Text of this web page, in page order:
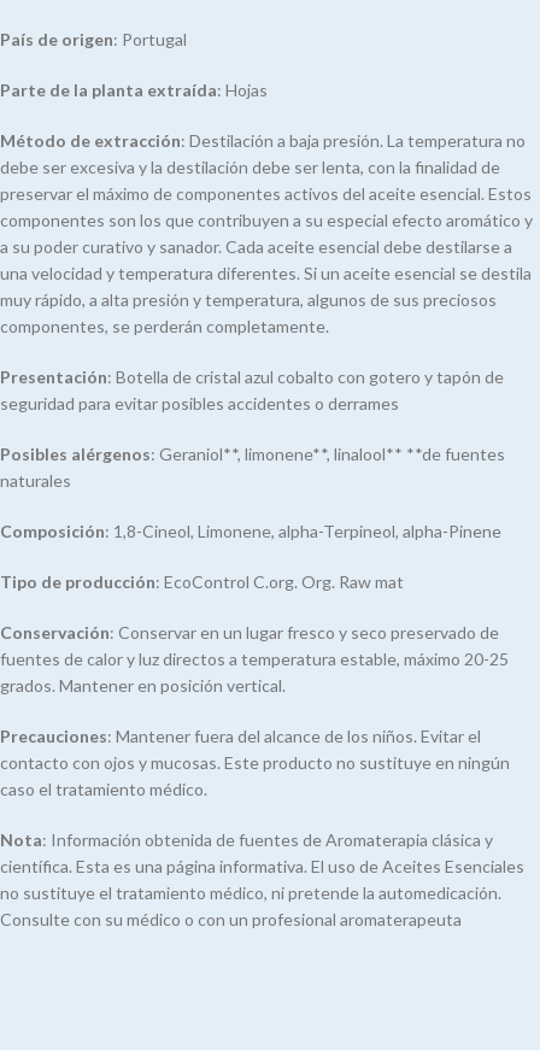
País de origen: Portugal
Parte de la planta extraída: Hojas
Método de extracción: Destilación a baja presión. La temperatura no
debe ser excesiva y la destilación debe ser lenta, con la finalidad de
preservar el máximo de componentes activos del aceite esencial. Estos
componentes son los que contribuyen a su especial efecto aromático y
a su poder curativo y sanador. Cada aceite esencial debe destilarse a
una velocidad y temperatura diferentes. Si un aceite esencial se destila
muy rápido, a alta presión y temperatura, algunos de sus preciosos
componentes, se perderán completamente.
Presentación: Botella de cristal azul cobalto con gotero y tapón de
seguridad para evitar posibles accidentes o derrames
Posibles alérgenos: Geraniol**, limonene**, linalool** **de fuentes
naturales
Composición: 1,8-Cineol, Limonene, alpha-Terpineol, alpha-Pinene
Tipo de producción: EcoControl C.org. Org. Raw mat
Conservación: Conservar en un lugar fresco y seco preservado de
fuentes de calor y luz directos a temperatura estable, máximo 20-25
grados. Mantener en posición vertical.
Precauciones: Mantener fuera del alcance de los niños. Evitar el
contacto con ojos y mucosas. Este producto no sustituye en ningún
caso el tratamiento médico.
Nota: Información obtenida de fuentes de Aromaterapia clásica y
científica. Esta es una página informativa. El uso de Aceites Esenciales
no sustituye el tratamiento médico, ni pretende la automedicación.
Consulte con su médico o con un profesional aromaterapeuta